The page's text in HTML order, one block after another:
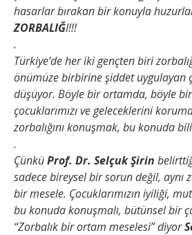
hasarlar bırakan bir konuyla
ZORBALIĞI!!!
.
Türkiye’de her iki gençten biri
önümüze birbirine şiddet uygulayan
düşüyor. Böyle bir ortamda, böyle
çocuklarımızı ve geleceklerini
zorbalığını konuşmak, bu konuda
.
ÇünküProf. Dr. Selçuk Şirin
sadece bireysel bir sorun değil,
bir mesele. Çocuklarımızın iyiliği,
bu konuda konuşmalı, bütünsel bir
“Zorbalık bir ortam meselesi” diyor